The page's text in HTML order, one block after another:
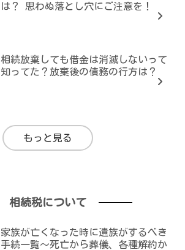
は？ 思わぬ落とし穴にご注意を！
相続放棄しても借金は消滅しないって
知ってた？放棄後の債務の行方は？
もっと見る
相続税について
家族が亡くなった時に遺族がするべき
手続一覧～死亡から葬儀、各種解約か